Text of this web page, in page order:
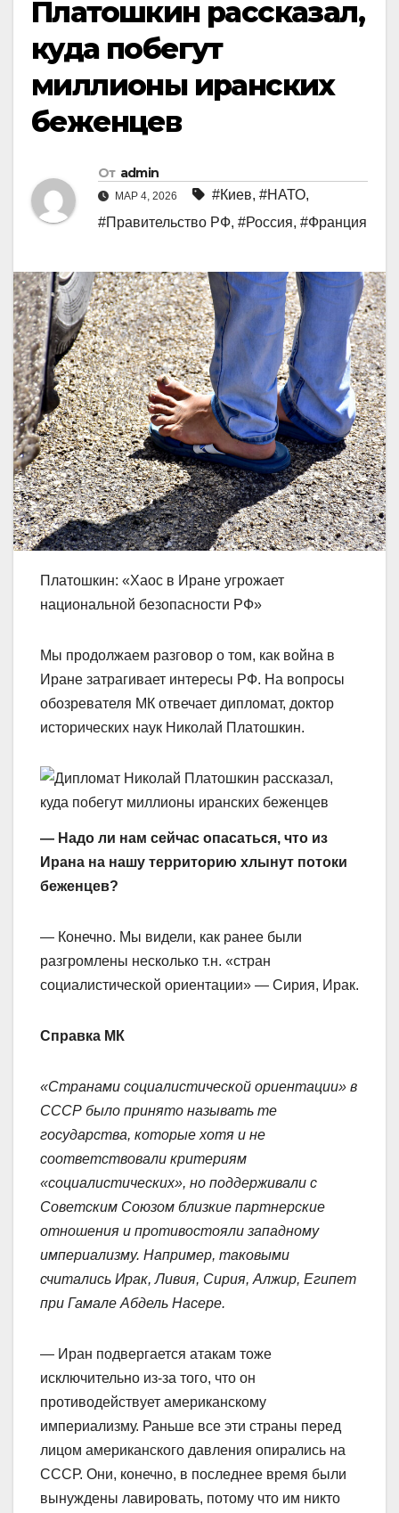
Платошкин рассказал,
куда побегут
миллионы иранских
беженцев
От admin
МАР 4, 2026 #Киев, #НАТО,
#Правительство РФ, #Россия, #Франция
Платошкин: «Хаос в Иране угрожает
национальной безопасности РФ»
Мы продолжаем разговор о том, как война в
Иране затрагивает интересы РФ. На вопросы
обозревателя МК отвечает дипломат, доктор
исторических наук Николай Платошкин.
— Надо ли нам сейчас опасаться, что из
Ирана на нашу территорию хлынут потоки
беженцев?
— Конечно. Мы видели, как ранее были
разгромлены несколько т.н. «стран
социалистической ориентации» — Сирия, Ирак.
Справка МК
«Странами социалистической ориентации» в
СССР было принято называть те
государства, которые хотя и не
соответствовали критериям
«социалистических», но поддерживали с
Советским Союзом близкие партнерские
отношения и противостояли западному
империализму. Например, таковыми
считались Ирак, Ливия, Сирия, Алжир, Египет
при Гамале Абдель Насере.
— Иран подвергается атакам тоже
исключительно из-за того, что он
противодействует американскому
империализму. Раньше все эти страны перед
лицом американского давления опирались на
СССР. Они, конечно, в последнее время были
вынуждены лавировать, потому что им никто